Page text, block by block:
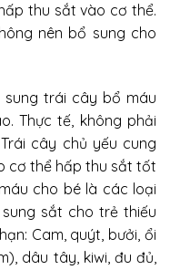
thu sắt vào cơ thể.
nên bổ sung cho
trái cây bổ máu
Thực tế, không phải
cây chủ yếu cung
cơ thể hấp thu sắt tốt
cho bé là các loại
sắt cho trẻ thiếu
Cam, quýt, bưởi, ổi
dâu tây, kiwi, đu đủ,